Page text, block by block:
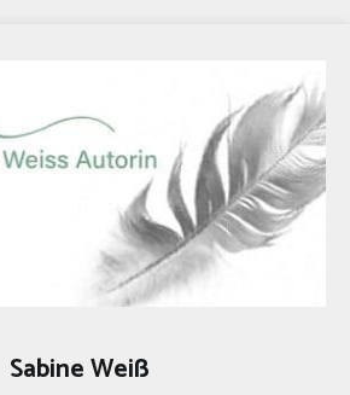
Sabine Weiß